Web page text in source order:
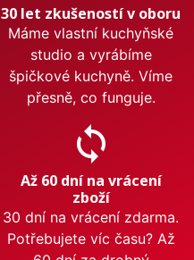
30 let zkušeností v oboru
Máme vlastní kuchyňské
studio a vyrábíme
špičkové kuchyně. Víme
přesně, co funguje.
sync
Až 60 dní na vrácení
zboží
30 dní na vrácení zdarma.
Potřebujete víc času? Až